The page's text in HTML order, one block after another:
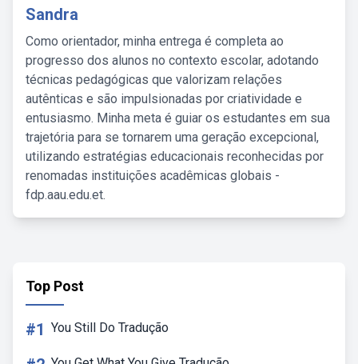
Sandra
Como orientador, minha entrega é completa ao
progresso dos alunos no contexto escolar, adotando
técnicas pedagógicas que valorizam relações
autênticas e são impulsionadas por criatividade e
entusiasmo. Minha meta é guiar os estudantes em sua
trajetória para se tornarem uma geração excepcional,
utilizando estratégias educacionais reconhecidas por
renomadas instituições acadêmicas globais -
fdp.aau.edu.et.
Top Post
#1 You Still Do Tradução